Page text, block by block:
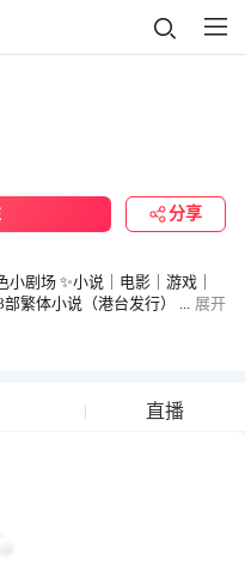
分享
... 展开
剧场 ✨小说｜电影｜游戏｜
繁体小说（港台发行）
直播